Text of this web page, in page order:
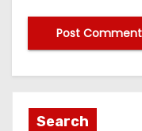
Search